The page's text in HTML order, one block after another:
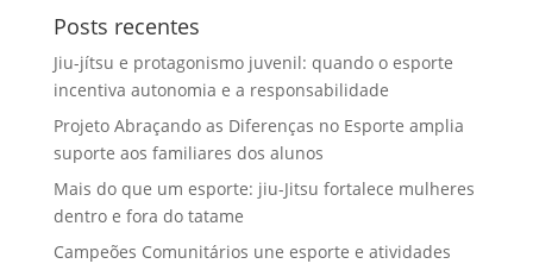
Posts recentes
Jiu-jítsu e protagonismo juvenil: quando o esporte
incentiva autonomia e a responsabilidade
Projeto Abraçando as Diferenças no Esporte amplia
suporte aos familiares dos alunos
Mais do que um esporte: jiu-Jitsu fortalece mulheres
dentro e fora do tatame
Campeões Comunitários une esporte e atividades